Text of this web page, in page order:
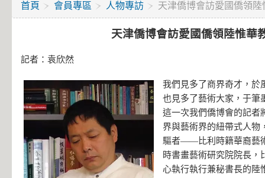
首頁 會員專區 人物專訪 天津僑博會訪愛國僑領陸
天津僑博會訪愛國僑領陸惟華
記者：袁欣然
我們見多了商界奇才，於
也見多了藝術大家，于筆
這一次我們僑博會的記者
界與藝術界的紐帶式人物
驅者——比利時籍華裔藝
時書畫藝術研究院院長，
心執行執行兼秘書長的陸